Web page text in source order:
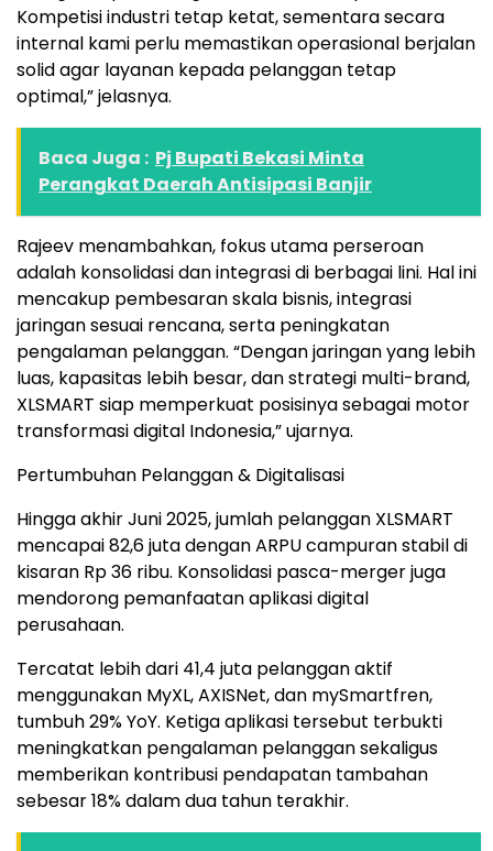
Kompetisi industri tetap ketat, sementara secara
internal kami perlu memastikan operasional berjalan
solid agar layanan kepada pelanggan tetap
optimal,” jelasnya.
Baca Juga : Pj Bupati Bekasi Minta
Perangkat Daerah Antisipasi Banjir
Rajeev menambahkan, fokus utama perseroan
adalah konsolidasi dan integrasi di berbagai lini. Hal ini
mencakup pembesaran skala bisnis, integrasi
jaringan sesuai rencana, serta peningkatan
pengalaman pelanggan. “Dengan jaringan yang lebih
luas, kapasitas lebih besar, dan strategi multi-brand,
XLSMART siap memperkuat posisinya sebagai motor
transformasi digital Indonesia,” ujarnya.
Pertumbuhan Pelanggan & Digitalisasi
Hingga akhir Juni 2025, jumlah pelanggan XLSMART
mencapai 82,6 juta dengan ARPU campuran stabil di
kisaran Rp 36 ribu. Konsolidasi pasca-merger juga
mendorong pemanfaatan aplikasi digital
perusahaan.
Tercatat lebih dari 41,4 juta pelanggan aktif
menggunakan MyXL, AXISNet, dan mySmartfren,
tumbuh 29% YoY. Ketiga aplikasi tersebut terbukti
meningkatkan pengalaman pelanggan sekaligus
memberikan kontribusi pendapatan tambahan
sebesar 18% dalam dua tahun terakhir.